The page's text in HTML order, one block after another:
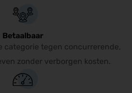
Betaalbaar
categorie tegen concurrerende,
zonder verborgen kosten.